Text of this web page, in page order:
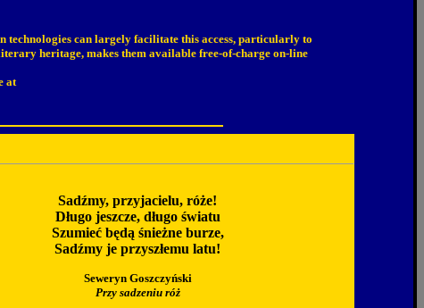
can largely facilitate this access, particularly to
heritage, makes them available free-of-charge on-line
at
Sadźmy, przyjacielu, róże!
Długo jeszcze, długo światu
Szumieć będą śnieżne burze,
Sadźmy je przyszłemu latu!
Seweryn Goszczyński
Przy sadzeniu róż